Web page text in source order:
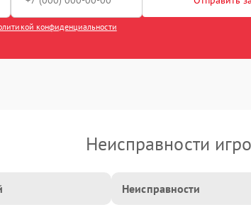
конфиденциальности
Неисправности
Неисправности